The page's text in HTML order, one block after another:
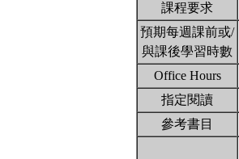
課程要求
預期每週課前或/
與課後學習時數
Office Hours
指定閱讀
參考書目